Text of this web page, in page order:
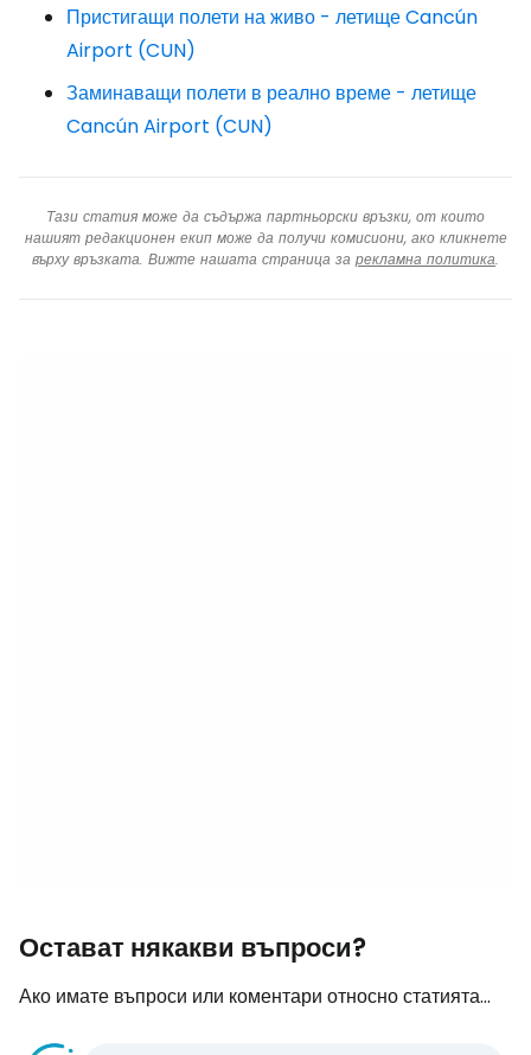
Пристигащи полети на живо - летище Cancún
Airport (CUN)
Заминаващи полети в реално време - летище
Cancún Airport (CUN)
Тази статия може да съдържа партньорски връзки, от които
нашият редакционен екип може да получи комисиони, ако кликнете
върху връзката. Вижте нашата страница за рекламна политика.
Остават някакви въпроси?
Ако имате въпроси или коментари относно статията...